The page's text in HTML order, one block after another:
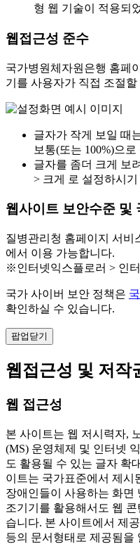
형 웹 기술이 적용되
웹접근성 준수
국가병원체자원은행 홈페
기를 사용자가 직접 조절
글자가 작게 보일 때
보통(또는 100%)으
글자를 좀더 크게 보
> 크게 로 설정하시
웹사이트 보안수준 및
질병관리청 홈페이지 서비
에서 이용 가능합니다.
※인터넷익스플로러 > 인
국가 사이버 보안 정책은
확인하실 수 있습니다.
팝업닫기
웹접근성 및 저작
웹 접근성
본 사이트는 웹 저시력자,
(MS) 운영체제 및 인터넷
도 활용될 수 있는 글자 확
이트는 국가표준에서 제시
장애인들이 사용하는 화면
조기기를 활용해서도 웹
습니다. 본 사이트에서 제
등의 문서형태로 제공됨을